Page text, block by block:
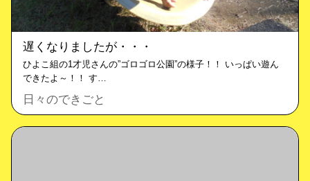
遅くなりましたが・・・
ひよこ組の1才児さんの”ゴロゴロ公園”の様子！！ いっぱい遊ん
できたよ～！！ す…
日々のできごと